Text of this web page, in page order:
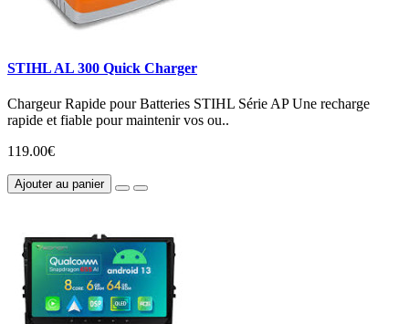
STIHL AL 300 Quick Charger
Chargeur Rapide pour Batteries STIHL Série AP Une recharge
rapide et fiable pour maintenir vos ou..
119.00€
Ajouter au panier